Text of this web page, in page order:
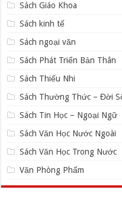
Sách Giáo Khoa
Sách kinh tế
Sách ngoại văn
Sách Phát Triển Bản Thân
Sách Thiếu Nhi
Sách Thường Thức – Đời
Sách Tin Học – Ngoại Ngữ
Sách Văn Học Nước Ngoài
Sách Văn Học Trong Nước
Văn Phòng Phẩm